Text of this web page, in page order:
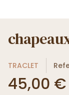
TRACLET
45,00 €